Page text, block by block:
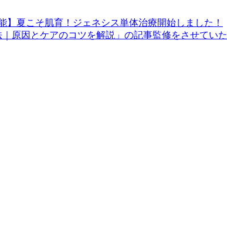
夏こそ肌育！ジェネシス単体治療開始しました！
原因とケアのコツを解説」の記事監修をさせていた